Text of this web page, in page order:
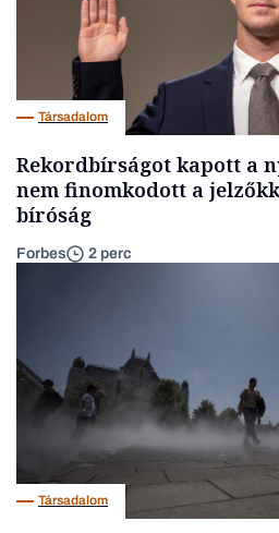
Társadalom
Rekordbírságot kapott a
nem finomkodott a
bíróság
Forbes 2 perc
Társadalom